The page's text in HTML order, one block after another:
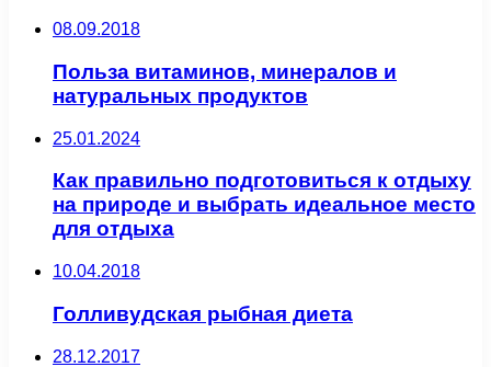
08.09.2018
Польза витаминов, минералов и
натуральных продуктов
25.01.2024
Как правильно подготовиться к отдыху
на природе и выбрать идеальное место
для отдыха
10.04.2018
Голливудская рыбная диета
28.12.2017